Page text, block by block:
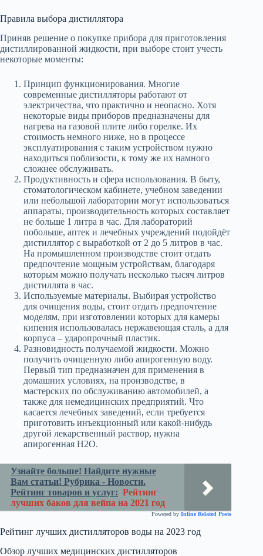
Правила выбора дистиллятора
Приняв решение о покупке прибора для приготовления
дистиллированной жидкости, при выборе стоит учесть
некоторые моменты:
Принцип функционирования. Многие
современные дистилляторы работают от
электричества, что практично и неопасно. Хотя
некоторые виды приборов предназначены для
нагрева на газовой плите либо горелке. Их
стоимость немного ниже, но в процессе
эксплуатирования с таким устройством нужно
находиться поблизости, к тому же их намного
сложнее обслуживать.
Продуктивность и сфера использования. В быту,
стоматологическом кабинете, учебном заведении
или небольшой лаборатории могут использоваться
аппараты, производительность которых составляет
не больше 1 литра в час. Для лабораторий
побольше, аптек и лечебных учреждений подойдёт
дистиллятор с выработкой от 2 до 5 литров в час.
На промышленном производстве стоит отдать
предпочтение мощным устройствам, благодаря
которым можно получать несколько тысяч литров
дистиллята в час.
Используемые материалы. Выбирая устройство
для очищения воды, стоит отдать предпочтение
моделям, при изготовлении которых для камеры
кипения использовалась нержавеющая сталь, а для
корпуса – ударопрочный пластик.
Разновидность получаемой жидкости. Можно
получить очищенную либо апирогенную воду.
Первый тип предназначен для применения в
домашних условиях, на производстве, в
мастерских по обслуживанию автомобилей, а
также для немедицинских предприятий. Что
касается лечебных заведений, если требуется
приготовить инъекционный или какой-нибудь
другой лекарственный раствор, нужна
апирогенная H2O.
Узнайте больше! Найдите нужные
Вам статьи! Рубрика - Новости.
Рейтинг товаров и услуг: Рейтинг
лучших баков для вейпа на 2021 год
Powered by Inline Related Posts
Рейтинг лучших дистилляторов воды на 2023 год
Обзор лучших медицинских дистилляторов